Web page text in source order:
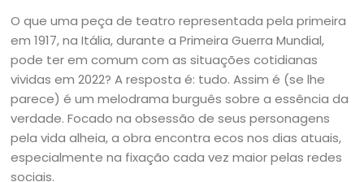
O que uma peça de teatro representada pela primeira
em 1917, na Itália, durante a Primeira Guerra Mundial,
pode ter em comum com as situações cotidianas
vividas em 2022? A resposta é: tudo. Assim é (se lhe
parece) é um melodrama burguês sobre a essência da
verdade. Focado na obsessão de seus personagens
pela vida alheia, a obra encontra ecos nos dias atuais,
especialmente na fixação cada vez maior pelas redes
sociais.